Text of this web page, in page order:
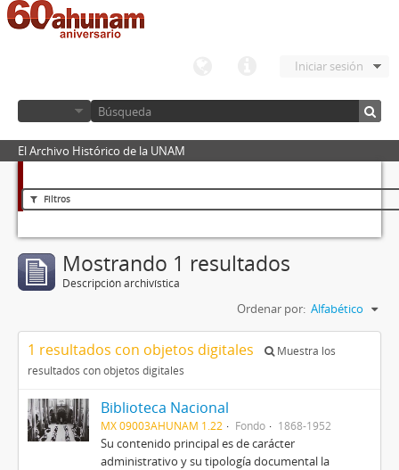
Iniciar sesión
El Archivo Histórico de la UNAM
Filtros
Mostrando 1 resultados
Descripción archivística
Ordenar por: Alfabético
1 resultados con objetos digitales
Muestra los
resultados con objetos digitales
Biblioteca Nacional
MX 09003AHUNAM 1.22 Fondo 1868-1952
Su contenido principal es de carácter
administrativo y su tipología documental la